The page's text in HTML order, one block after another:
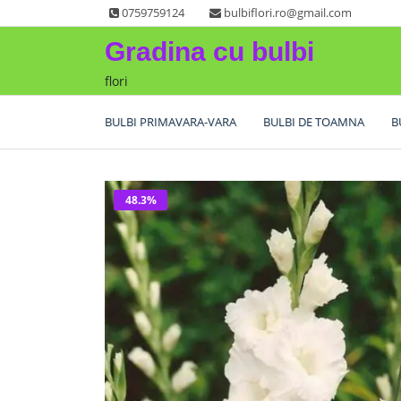
to
0759759124 bulbiflori.ro@gmail.com
Gradina cu bulbi
flori
BULBI PRIMAVARA-VARA BULBI DE TOAMNA
48.3%